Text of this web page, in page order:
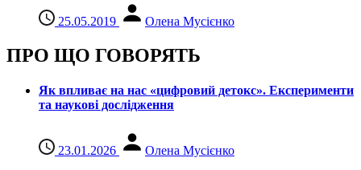
25.05.2019 Олена Мусієнко
ПРО ЩО ГОВОРЯТЬ
Як впливає на нас «цифровий детокс». Експерименти
та наукові дослідження
23.01.2026 Олена Мусієнко